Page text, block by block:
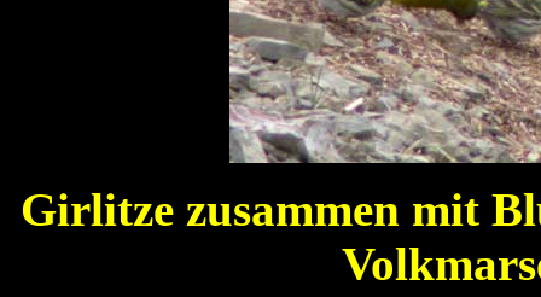
Girlitze zusammen mit